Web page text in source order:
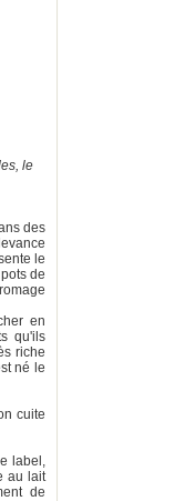
le
des
le
de
en
qu'ils
riche
né le
cuite
label,
au lait
de